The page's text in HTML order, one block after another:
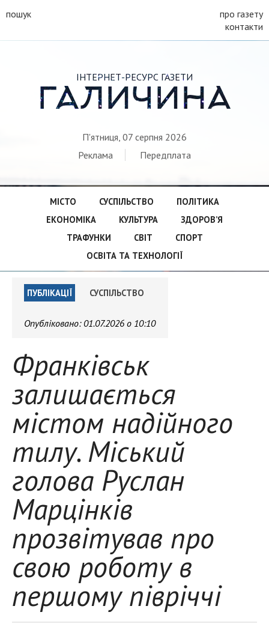
пошук
про газету
контакти
ІНТЕРНЕТ-РЕСУРС ГАЗЕТИ
ГАЛИЧИНА
П'ятниця, 07 серпня 2026
Реклама
Передплата
МІСТО СУСПІЛЬСТВО
ПОЛІТИКА
ЕКОНОМІКА
КУЛЬТУРА
ЗДОРОВ’Я
ТРАФУНКИ
СВІТ
СПОРТ
ОСВІТА ТА ТЕХНОЛОГІЇ
ПУБЛІКАЦІЇ СУСПІЛЬСТВО
Опубліковано: 01.07.2026 о 10:10
Франківськ
залишається
містом надійного
тилу. Міський
голова Руслан
Марцінків
прозвітував про
свою роботу в
першому півріччі